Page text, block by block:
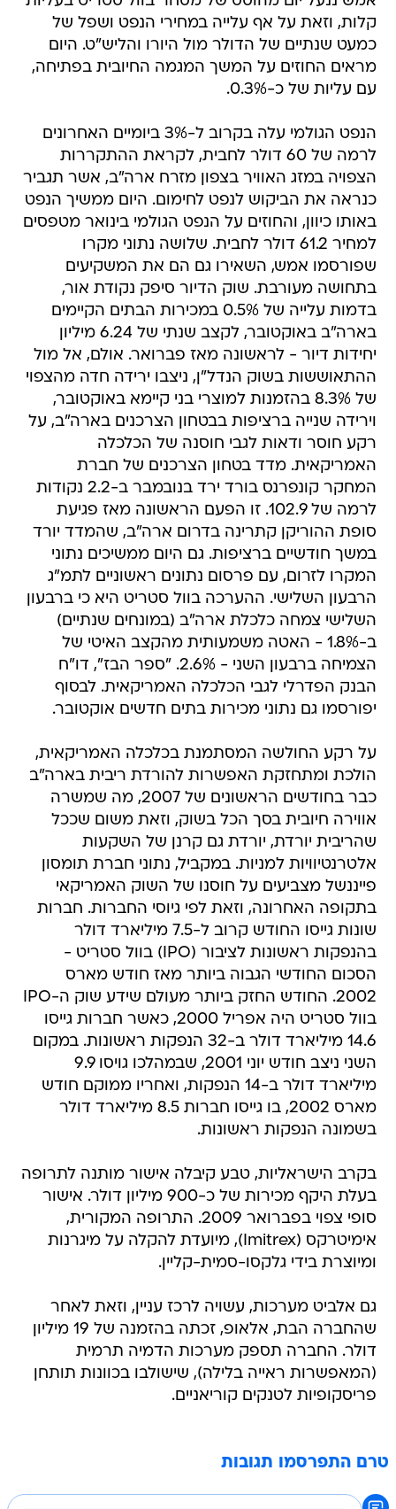
קלות, וזאת על אף עלייה במחירי הנפט ושפל של
כמעט שנתיים של הדולר מול היורו והליש"ט. היום
מראים החוזים על המשך המגמה החיובית בפתיחה,
עם עליות של כ-0.3%.
הנפט הגולמי עלה בקרוב ל-3% ביומיים האחרונים
לרמה של 60 דולר לחבית, לקראת ההתקררות
הצפויה במזג האוויר בצפון מזרח ארה"ב, אשר תגביר
כנראה את הביקוש לנפט לחימום. היום ממשיך הנפט
באותו כיוון, והחוזים על הנפט הגולמי בינואר מטפסים
למחיר 61.2 דולר לחבית. שלושה נתוני מקרו
שפורסמו אמש, השאירו גם הם את המשקיעים
בתחושה מעורבת. שוק הדיור סיפק נקודת אור,
בדמות עלייה של 0.5% במכירות הבתים הקיימים
בארה"ב באוקטובר, לקצב שנתי של 6.24 מיליון
יחידות דיור - לראשונה מאז פברואר. אולם, אל מול
ההתאוששות בשוק הנדל"ן, ניצבו ירידה חדה מהצפוי
של 8.3% בהזמנות למוצרי בני קיימא באוקטובר,
וירידה שנייה ברציפות בבטחון הצרכנים בארה"ב, על
רקע חוסר ודאות לגבי חוסנה של הכלכלה
האמריקאית. מדד בטחון הצרכנים של חברת
המחקר קונפרנס בורד ירד בנובמבר ב-2.2 נקודות
לרמה של 102.9. זו הפעם הראשונה מאז פגיעת
סופת ההוריקן קתרינה בדרום ארה"ב, שהמדד יורד
במשך חודשיים ברציפות. גם היום ממשיכים נתוני
המקרו לזרום, עם פרסום נתונים ראשוניים לתמ"ג
הרבעון השלישי. ההערכה בוול סטריט היא כי ברבעון
השלישי צמחה כלכלת ארה"ב (במונחים שנתיים)
ב-1.8% - האטה משמעותית מהקצב האיטי של
הצמיחה ברבעון השני - 2.6%. "ספר הבז", דו"ח
הבנק הפדרלי לגבי הכלכלה האמריקאית. לבסוף
יפורסמו גם נתוני מכירות בתים חדשים אוקטובר.
על רקע החולשה המסתמנת בכלכלה האמריקאית,
הולכת ומתחזקת האפשרות להורדת ריבית בארה"ב
כבר בחודשים הראשונים של 2007, מה שמשרה
אווירה חיובית בסך הכל בשוק, וזאת משום שככל
שהריבית יורדת, יורדת גם קרנן של השקעות
אלטרנטיוויות למניות. במקביל, נתוני חברת תומסון
פייננשל מצביעים על חוסנו של השוק האמריקאי
בתקופה האחרונה, וזאת לפי גיוסי החברות. חברות
שונות גייסו החודש קרוב ל-7.5 מיליארד דולר
בהנפקות ראשונות לציבור (IPO) בוול סטריט -
הסכום החודשי הגבוה ביותר מאז חודש מארס
2002. החודש החזק ביותר מעולם שידע שוק ה-IPO
בוול סטריט היה אפריל 2000, כאשר חברות גייסו
14.6 מיליארד דולר ב-32 הנפקות ראשונות. במקום
השני ניצב חודש יוני 2001, שבמהלכו גויסו 9.9
מיליארד דולר ב-14 הנפקות, ואחריו ממוקם חודש
מארס 2002, בו גייסו חברות 8.5 מיליארד דולר
בשמונה הנפקות ראשונות.
בקרב הישראליות, טבע קיבלה אישור מותנה לתרופה
בעלת היקף מכירות של כ-900 מיליון דולר. אישור
סופי צפוי בפברואר 2009. התרופה המקורית,
אימיטרקס (Imitrex), מיועדת להקלה על מיגרנות
ומיוצרת בידי גלקסו-סמית-קליין.
גם אלביט מערכות, עשויה לרכז עניין, וזאת לאחר
שהחברה הבת, אלאופ, זכתה בהזמנה של 19 מיליון
דולר. החברה תספק מערכות הדמיה תרמית
(המאפשרות ראייה בלילה), שישולבו בכוונות תותחן
פריסקופיות לטנקים קוריאניים.
טרם התפרסמו תגובות